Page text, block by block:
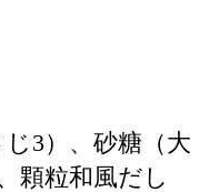
3）、砂糖（大
顆粒和風だし